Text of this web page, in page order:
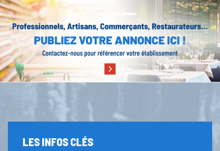
LES INFOS CLÉS